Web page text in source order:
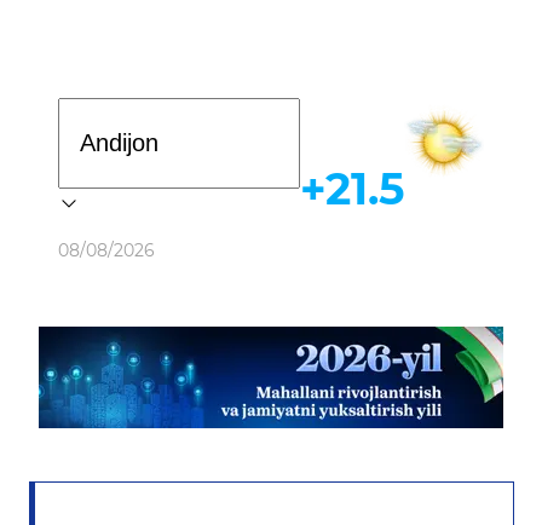
Ob-havo
08/08/2026
+21.5